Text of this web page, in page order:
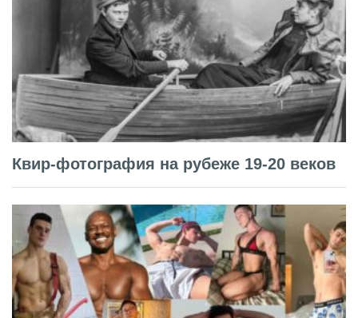
Квир-фотография на рубеже 19-20 веков